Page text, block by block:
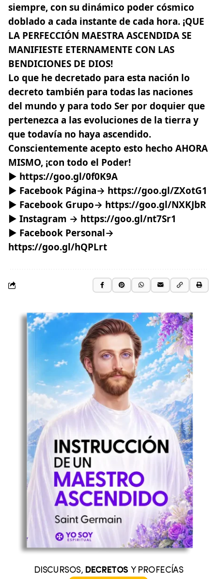
siempre, con su dinámico poder cósmico
doblado a cada instante de cada hora. ¡QUE
LA PERFECCIÓN MAESTRA ASCENDIDA SE
MANIFIESTE ETERNAMENTE CON LAS
BENDICIONES DE DIOS!
Lo que he decretado para esta nación lo
decreto también para todas las naciones
del mundo y para todo Ser por doquier que
pertenezca a las evoluciones de la tierra y
que todavía no haya ascendido.
Conscientemente acepto esto hecho AHORA
MISMO, ¡con todo el Poder!
► https://goo.gl/0f0K9A
► Facebook Página→ https://goo.gl/ZXotG1
► Facebook Grupo→ https://goo.gl/NXKJbR
► Instagram → https://goo.gl/nt7Sr1
► Facebook Personal→
https://goo.gl/hQPLrt
DISCURSOS, DECRETOS Y PROFECÍAS